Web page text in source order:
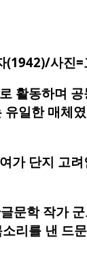
(1942)/사진
활동하며
일한 매체
가 단지 고
문학 작가
리를 낸 드